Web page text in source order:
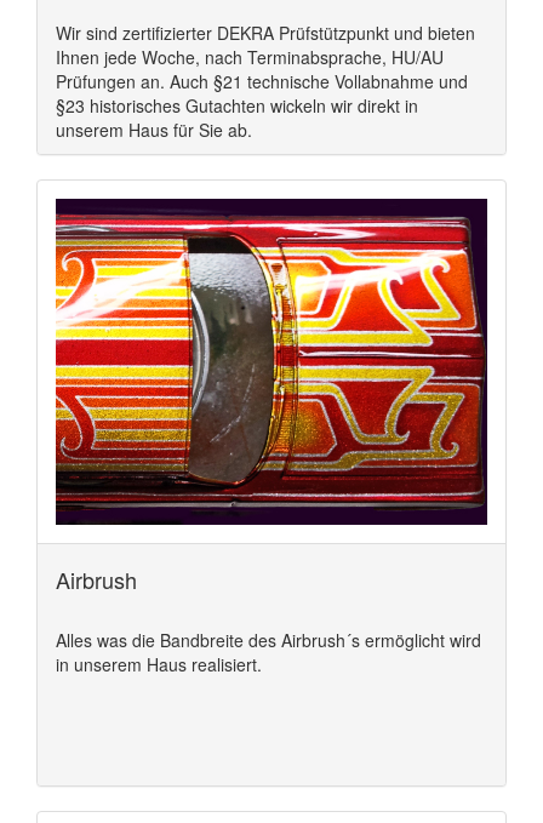
Wir sind zertifizierter DEKRA Prüfstützpunkt und bieten
Ihnen jede Woche, nach Terminabsprache, HU/AU
Prüfungen an. Auch §21 technische Vollabnahme und
§23 historisches Gutachten wickeln wir direkt in
unserem Haus für Sie ab.
Airbrush
Alles was die Bandbreite des Airbrush´s ermöglicht wird
in unserem Haus realisiert.